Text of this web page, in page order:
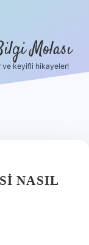
Molası
ve keyifli hikayeler!
NASIL